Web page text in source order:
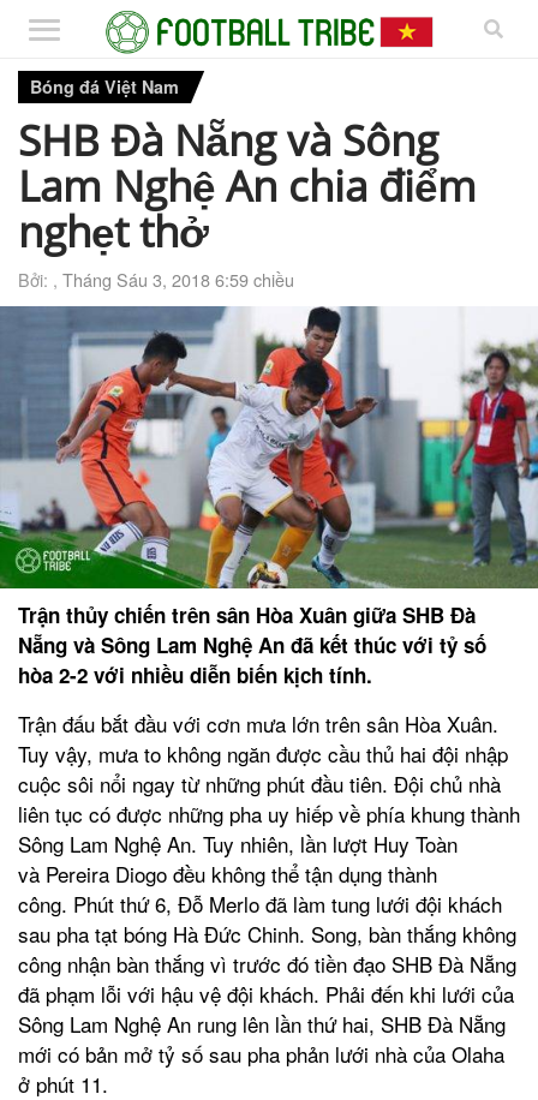
Bóng đá Việt Nam
SHB Đà Nẵng và Sông
Lam Nghệ An chia điểm
nghẹt thở
Bởi: , Tháng Sáu 3, 2018 6:59 chiều
Trận thủy chiến trên sân Hòa Xuân giữa SHB Đà
Nẵng và Sông Lam Nghệ An đã kết thúc với tỷ số
hòa 2-2 với nhiều diễn biến kịch tính.
Trận đấu bắt đầu với cơn mưa lớn trên sân Hòa Xuân.
Tuy vậy, mưa to không ngăn được cầu thủ hai đội nhập
cuộc sôi nổi ngay từ những phút đầu tiên. Đội chủ nhà
liên tục có được những pha uy hiếp về phía khung thành
Sông Lam Nghệ An. Tuy nhiên, lần lượt Huy Toàn
và Pereira Diogo đều không thể tận dụng thành
công. Phút thứ 6, Đỗ Merlo đã làm tung lưới đội khách
sau pha tạt bóng Hà Đức Chinh. Song, bàn thắng không
công nhận bàn thắng vì trước đó tiền đạo SHB Đà Nẵng
đã phạm lỗi với hậu vệ đội khách. Phải đến khi lưới của
Sông Lam Nghệ An rung lên lần thứ hai, SHB Đà Nẵng
mới có bản mở tỷ số sau pha phản lưới nhà của Olaha
ở phút 11.